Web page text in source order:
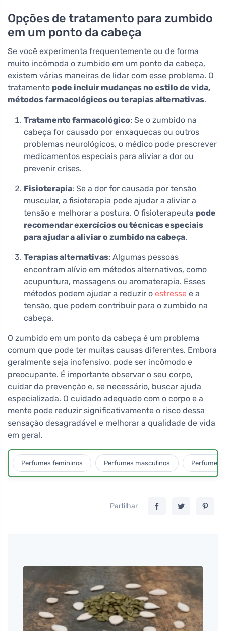
Opções de tratamento para zumbido
em um ponto da cabeça
Se você experimenta frequentemente ou de forma
muito incômoda o zumbido em um ponto da cabeça,
existem várias maneiras de lidar com esse problema. O
tratamento pode incluir mudanças no estilo de vida,
métodos farmacológicos ou terapias alternativas.
Tratamento farmacológico: Se o zumbido na
cabeça for causado por enxaquecas ou outros
problemas neurológicos, o médico pode prescrever
medicamentos especiais para aliviar a dor ou
prevenir crises.
Fisioterapia: Se a dor for causada por tensão
muscular, a fisioterapia pode ajudar a aliviar a
tensão e melhorar a postura. O fisioterapeuta pode
recomendar exercícios ou técnicas especiais
para ajudar a aliviar o zumbido na cabeça.
Terapias alternativas: Algumas pessoas
encontram alívio em métodos alternativos, como
acupuntura, massagens ou aromaterapia. Esses
métodos podem ajudar a reduzir o estresse e a
tensão, que podem contribuir para o zumbido na
cabeça.
O zumbido em um ponto da cabeça é um problema
comum que pode ter muitas causas diferentes. Embora
geralmente seja inofensivo, pode ser incômodo e
preocupante. É importante observar o seu corpo,
cuidar da prevenção e, se necessário, buscar ajuda
especializada. O cuidado adequado com o corpo e a
mente pode reduzir significativamente o risco dessa
sensação desagradável e melhorar a qualidade de vida
em geral.
Perfumes femininos Perfumes masculinos Perfumes
Partilhar